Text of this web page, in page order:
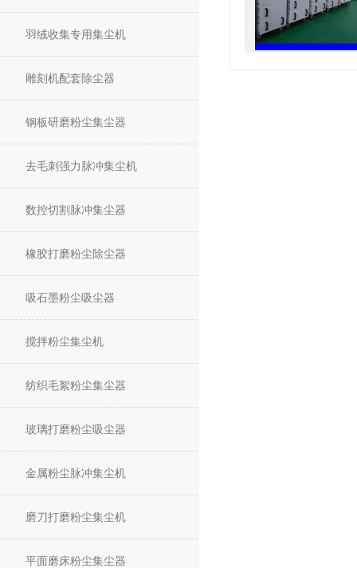
羽绒收集专用集尘机
雕刻机配套除尘器
钢板研磨粉尘集尘器
去毛刺强力脉冲集尘机
数控切割脉冲集尘器
橡胶打磨粉尘除尘器
吸石墨粉尘吸尘器
搅拌粉尘集尘机
纺织毛絮粉尘集尘器
玻璃打磨粉尘吸尘器
金属粉尘脉冲集尘机
磨刀打磨粉尘集尘机
平面磨床粉尘集尘器